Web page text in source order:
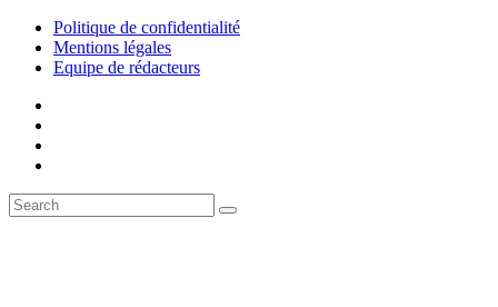
Politique de confidentialité
Mentions légales
Equipe de rédacteurs